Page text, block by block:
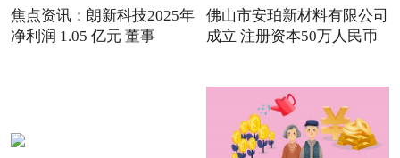
焦点资讯：朗新科技2025年
净利润 1.05 亿元 董事
佛山市安珀新材料有限公司
成立 注册资本50万人民币